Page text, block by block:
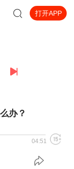
打开APP
办？
04:51